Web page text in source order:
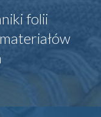
folii